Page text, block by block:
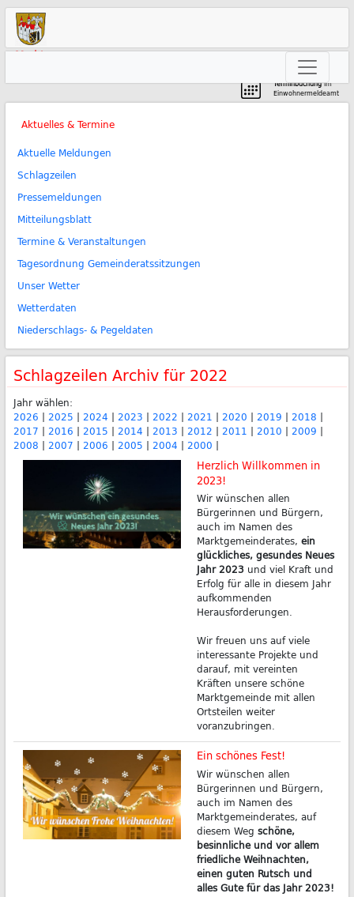
Markt
Terminbuchungim
Einwohnermeldeamt
Aktuelles & Termine
Aktuelle Meldungen
Schlagzeilen
Pressemeldungen
Mitteilungsblatt
Termine & Veranstaltungen
Tagesordnung Gemeinderatssitzungen
Unser Wetter
Wetterdaten
Niederschlags- & Pegeldaten
Schlagzeilen Archiv für 2022
Jahr wählen:
2026 | 2025 | 2024 | 2023 | 2022 | 2021 | 2020 | 2019 | 2018 |
2017 | 2016 | 2015 | 2014 | 2013 | 2012 | 2011 | 2010 | 2009 |
2008 | 2007 | 2006 | 2005 | 2004 | 2000 |
Herzlich Willkommen in
2023!
Wir wünschen allen
Bürgerinnen und Bürgern,
auch im Namen des
Marktgemeinderates, ein
glückliches, gesundes Neues
Jahr 2023 und viel Kraft und
Erfolg für alle in diesem Jahr
aufkommenden
Herausforderungen.
Wir freuen uns auf viele
interessante Projekte und
darauf, mit vereinten
Kräften unsere schöne
Marktgemeinde mit allen
Ortsteilen weiter
voranzubringen.
Ein schönes Fest!
Wir wünschen allen
Bürgerinnen und Bürgern,
auch im Namen des
Marktgemeinderates, auf
diesem Weg schöne,
besinnliche und vor allem
friedliche Weihnachten,
einen guten Rutsch und
alles Gute für das Jahr 2023!